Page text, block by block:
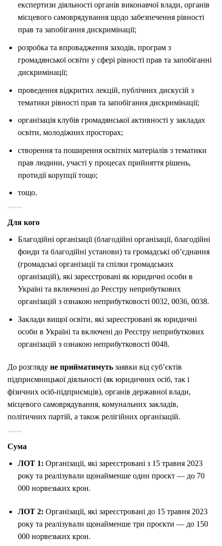
експертизи діяльності органів виконавчої влади, органів
місцевого самоврядування щодо забезпечення рівності
прав та запобігання дискримінації;
розробка та впровадження заходів, програм з
громадянської освіти у сфері рівності прав та запобіганні
дискримінації;
проведення відкритих лекцій, публічних дискусій з
тематики рівності прав та запобігання дискримінації;
організація клубів громадянської активності у закладах
освіти, молодіжних просторах;
створення та поширення освітніх матеріалів з тематики
прав людини, участі у процесах прийняття рішень,
протидії корупції тощо;
тощо.
Для кого
Благодійні організації (благодійні організації, благодійні
фонди та благодійні установи) та громадські об’єднання
(громадські організації та спілки громадських
організацій), які зареєстровані як юридичні особи в
Україні та включенні до Реєстру неприбуткових
організацій з ознакою неприбутковості 0032, 0036, 0038.
Заклади вищої освіти, які зареєстровані як юридичні
особи в Україні та включені до Реєстру неприбуткових
організацій з ознакою неприбутковості 0048.
До розгляду не прийматимуть заявки від суб’єктів
підприємницької діяльності (як юридичних осіб, так і
фізичних осіб-підприємців), органів державної влади,
місцевого самоврядування, комунальних закладів,
політичних партій, а також релігійних організацій.
Сума
ЛОТ 1: Організації, які зареєстровані з 15 травня 2023
року та реалізували щонайменше один проєкт — до 70
000 норвезьких крон.
ЛОТ 2: Організації, які зареєстровані до 15 травня 2023
року та реалізували щонайменше три проєкти — до 150
000 норвезьких крон.